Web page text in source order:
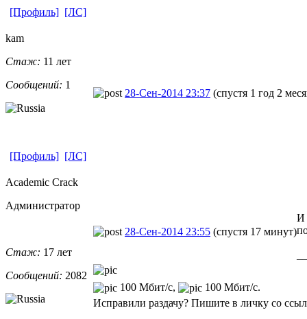
[Профиль] [ЛС]
kam
Стаж: 11 лет
Сообщений: 1
28-Сен-2014 23:37 (спустя 1 год 2
[Профиль] [ЛС]
Academic Crack
Администратор
Стаж: 17 лет
Сообщений: 2082
28-Сен-2014 23:55 (спустя 17 минут)
И
100 Мбит/с,
100 Мбит/с.
Исправили раздачу? Пишите в личку со